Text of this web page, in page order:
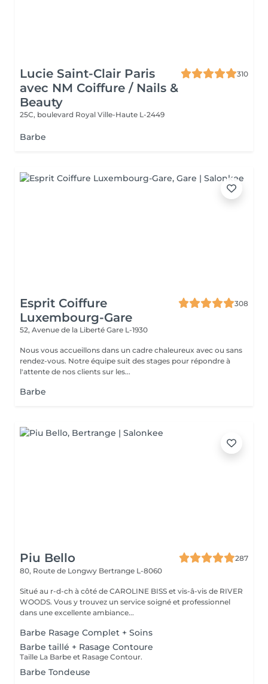
Lucie Saint-Clair Paris
avec NM Coiffure / Nails &
Beauty
310
25C, boulevard Royal Ville-Haute L-2449
Barbe
Esprit Coiffure
Luxembourg-Gare
308
52, Avenue de la Liberté Gare L-1930
Nous vous accueillons dans un cadre chaleureux avec ou sans
rendez-vous. Notre équipe suit des stages pour répondre à
l'attente de nos clients sur les...
Barbe
Piu Bello
287
80, Route de Longwy Bertrange L-8060
Situé au r-d-ch à côté de CAROLINE BISS et vis-â-vis de RIVER
WOODS. Vous y trouvez un service soigné et professionnel
dans une excellente ambiance...
Barbe Rasage Complet + Soins
Barbe taillé + Rasage Contoure
Taille La Barbe et Rasage Contour.
Barbe Tondeuse